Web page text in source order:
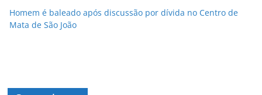
Homem é baleado após discussão por dívida no Centro de
Mata de São João